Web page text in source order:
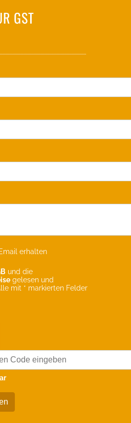
GST
erhalten
und die
gelesen und
mit * markierten Felder